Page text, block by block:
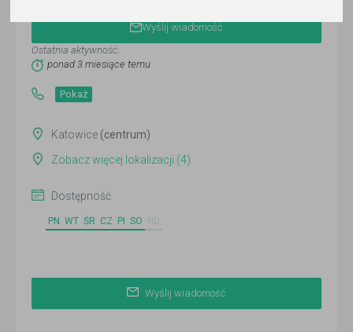
Wyślij wiadomość
Ostatnia aktywność:
ponad 3 miesiące temu
Pokaż
Katowice (centrum)
Zobacz więcej lokalizacji (4)
Dostępność
PN WT ŚR CZ PI SO
Wyślij wiadomość